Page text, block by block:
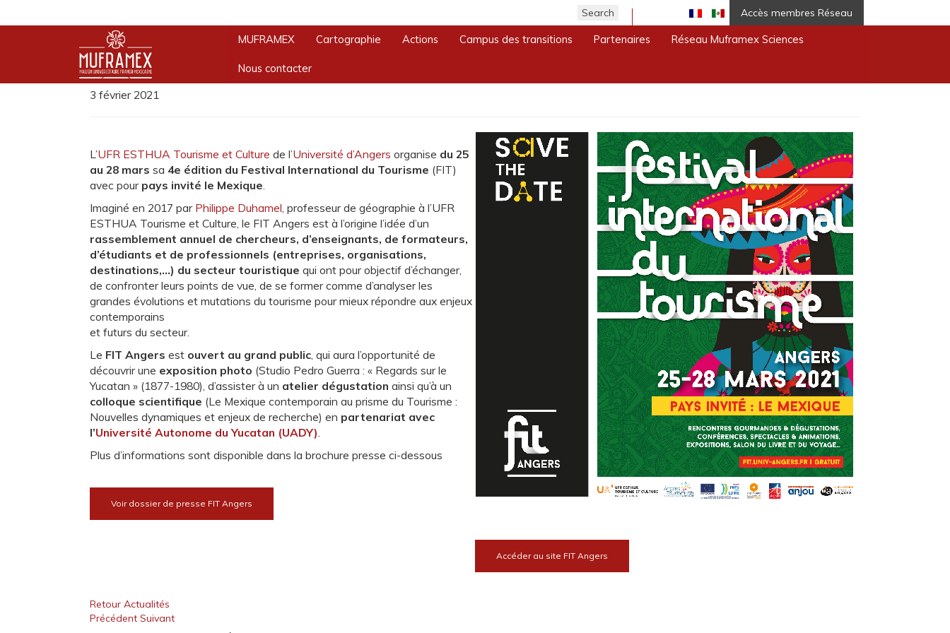
Accès membres Réseau
MUFRAMEX Cartographie Actions Campus des transitions Partenaires Réseau Muframex Sciences
Nous contacter
Accueil
4e Festival International du Tourisme Angers
3 février 2021
L’UFR ESTHUA Tourisme et Culture de l’Université d’Angers organise du 25
au 28 mars sa 4e édition du Festival International du Tourisme (FIT)
avec pour pays invité le Mexique.
Imaginé en 2017 par Philippe Duhamel, professeur de géographie à l’UFR
ESTHUA Tourisme et Culture, le FIT Angers est à l’origine l’idée d’un
rassemblement annuel de chercheurs, d’enseignants, de formateurs,
d’étudiants et de professionnels (entreprises, organisations,
destinations,…) du secteur touristique qui ont pour objectif d’échanger,
de confronter leurs points de vue, de se former comme d’analyser les
grandes évolutions et mutations du tourisme pour mieux répondre aux enjeux
contemporains
et futurs du secteur.
Le FIT Angers est ouvert au grand public, qui aura l’opportunité de
découvrir une exposition photo (Studio Pedro Guerra : « Regards sur le
Yucatan » (1877-1980), d’assister à un atelier dégustation ainsi qu’à un
colloque scientifique (Le Mexique contemporain au prisme du Tourisme :
Nouvelles dynamiques et enjeux de recherche) en partenariat avec
l’Université Autonome du Yucatan (UADY).
Plus d’informations sont disponible dans la brochure presse ci-dessous
Voir dossier de presse FIT Angers
Accéder au site FIT Angers
Retour Actualités
Précédent Suivant